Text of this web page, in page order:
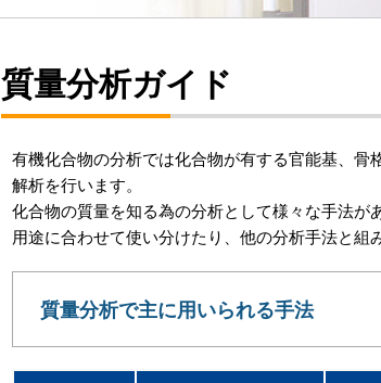
質量分析ガイド
有機化合物の分析では化合物が有する官能基、
解析を行います。
化合物の質量を知る為の分析として様々な手法が
用途に合わせて使い分けたり、他の分析手法と組
質量分析で主に用いられる手法